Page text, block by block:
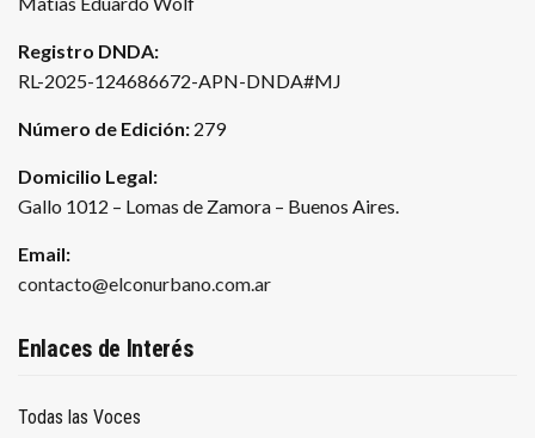
Registro DNDA:
RL-2025-124686672-APN-DNDA#MJ
Número de Edición: 279
Domicilio Legal:
Gallo 1012 – Lomas de Zamora – Buenos Aires.
Email:
contacto@elconurbano.com.ar
Enlaces de Interés
Todas las Voces